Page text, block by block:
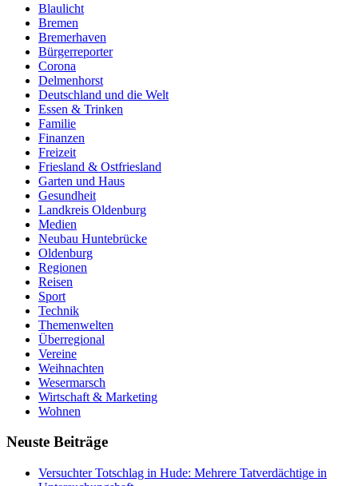
Blaulicht
Bremen
Bremerhaven
Bürgerreporter
Corona
Delmenhorst
Deutschland und die Welt
Essen & Trinken
Familie
Finanzen
Freizeit
Friesland & Ostfriesland
Garten und Haus
Gesundheit
Landkreis Oldenburg
Medien
Neubau Huntebrücke
Oldenburg
Regionen
Reisen
Sport
Technik
Themenwelten
Überregional
Vereine
Weihnachten
Wesermarsch
Wirtschaft & Marketing
Wohnen
Neuste Beiträge
Versucht­er Totschlag in Hude: Mehrere Tatverdächtige in